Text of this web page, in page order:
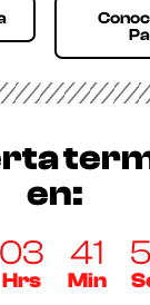
en:
03
Hrs
41
Min